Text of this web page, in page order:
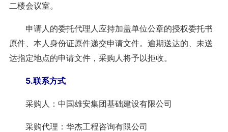
二楼会议室。
申请人的委托代理人应持加盖单位公章的授权委托书
原件、本人身份证原件递交申请文件。逾期送达的、未送
达指定地点的申请文件，采购人将予以拒收。
5.联系方式
采购人：中国雄安集团基础建设有限公司
采购代理：华杰工程咨询有限公司